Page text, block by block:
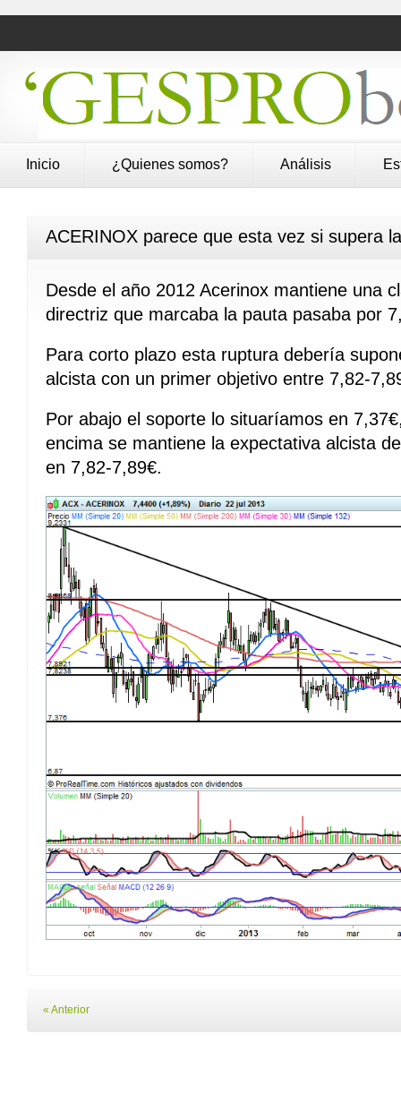
Inicio ¿Quienes somos? Análisis
ACERINOX parece que esta vez si supera
Desde el año 2012 Acerinox mantiene una
directriz que marcaba la pauta pasaba por
Para corto plazo esta ruptura debería
alcista con un primer objetivo entre 7,82-
Por abajo el soporte lo situaríamos en
encima se mantiene la expectativa alcista
en 7,82-7,89€.
« Anterior